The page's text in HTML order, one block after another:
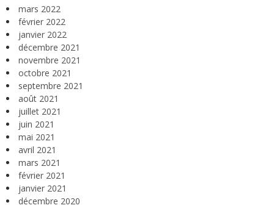
mars 2022
février 2022
janvier 2022
décembre 2021
novembre 2021
octobre 2021
septembre 2021
août 2021
juillet 2021
juin 2021
mai 2021
avril 2021
mars 2021
février 2021
janvier 2021
décembre 2020